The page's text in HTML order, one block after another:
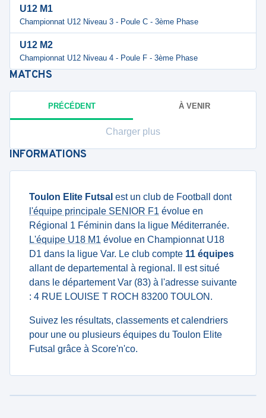
U12 M1
Championnat U12 Niveau 3 - Poule C - 3ème Phase
U12 M2
Championnat U12 Niveau 4 - Poule F - 3ème Phase
MATCHS
PRÉCÉDENT À VENIR
Charger plus
INFORMATIONS
Toulon Elite Futsal est un club de Football dont
l'équipe principale SENIOR F1 évolue en
Régional 1 Féminin dans la ligue Méditerranée.
L'équipe U18 M1 évolue en Championnat U18
D1 dans la ligue Var. Le club compte 11 équipes
allant de departemental à regional. Il est situé
dans le département Var (83) à l'adresse suivante
: 4 RUE LOUISE T ROCH 83200 TOULON.
Suivez les résultats, classements et calendriers
pour une ou plusieurs équipes du Toulon Elite
Futsal grâce à Score'n'co.